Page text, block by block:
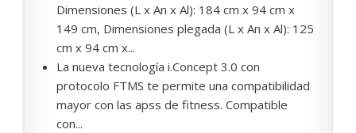
Dimensiones (L x An x Al): 184 cm x 94 cm x
149 cm, Dimensiones plegada (L x An x Al): 125
cm x 94 cm x...
La nueva tecnología i.Concept 3.0 con
protocolo FTMS te permite una compatibilidad
mayor con las apss de fitness. Compatible
con...